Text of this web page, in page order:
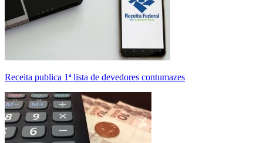
Receita publica 1ª lista de devedores contumazes